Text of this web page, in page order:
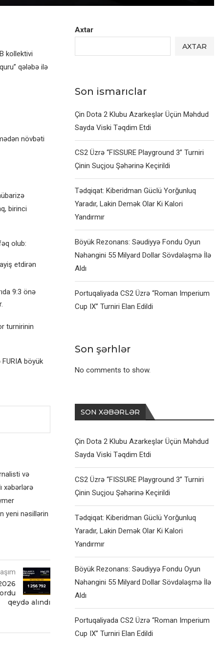
kollektivi
qələbə ilə
növbəti
birinci
olub:
etdirən
9:3 önə
turnirinin
böyük
və
xəbərlərə
yeni nəsillərin
qeydə alındı
Axtar
AXTAR
Son ismarıclar
Çin Dota 2 Klubu Azarkeşlər Üçün Məhdud
Sayda Viski Təqdim Etdi
CS2 Üzrə “FISSURE Playground 3” Turniri
Çinin Suçjou Şəhərinə Keçirildi
Tədqiqat: Kiberidman Güclü Yorğunluq
Yaradır, Lakin Demək Olar Ki Kalori
Yandırmır
Böyük Rezonans: Səudiyyə Fondu Oyun
Nəhəngini 55 Milyard Dollar Sövdələşmə İlə
Aldı
Portuqaliyada CS2 Üzrə “Roman Imperium
Cup IX” Turniri Elan Edildi
Son şərhlər
No comments to show.
SON XƏBƏRLƏR
Çin Dota 2 Klubu Azarkeşlər Üçün Məhdud
Sayda Viski Təqdim Etdi
CS2 Üzrə “FISSURE Playground 3” Turniri
Çinin Suçjou Şəhərinə Keçirildi
Tədqiqat: Kiberidman Güclü Yorğunluq
Yaradır, Lakin Demək Olar Ki Kalori
Yandırmır
Böyük Rezonans: Səudiyyə Fondu Oyun
Nəhəngini 55 Milyard Dollar Sövdələşmə İlə
Aldı
Portuqaliyada CS2 Üzrə “Roman Imperium
Cup IX” Turniri Elan Edildi